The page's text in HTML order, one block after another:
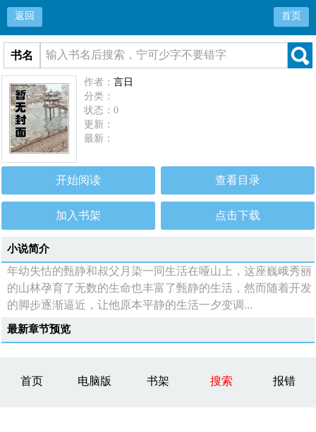
返回 首页
书名
作者：言日
分类：
状态：0
更新：
最新：
开始阅读 查看目录
加入书架 点击下载
小说简介
年幼失怙的甄静和叔父月染一同生活在哑山上，这座巍峨秀丽
的山林孕育了无数的生命也丰富了甄静的生活，然而随着开发
的脚步逐渐逼近，让他原本平静的生活一夕变调...
最新章节预览
首页 电脑版 书架 搜索 报错